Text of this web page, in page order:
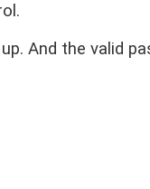
And the valid